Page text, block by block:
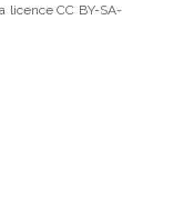
licence CC BY-SA-